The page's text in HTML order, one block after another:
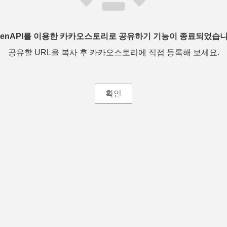
를 이용한 카카오스토리로 공유하기 기능이 종료되었습
공유할 URL을 복사 후 카카오스토리에 직접 등록해 보세요.
확인